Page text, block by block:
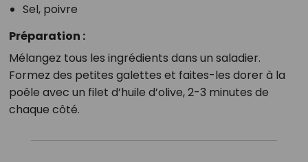
Sel, poivre
Préparation :
Mélangez tous les ingrédients dans un saladier.
Formez des petites galettes et faites-les dorer à la
poêle avec un filet d’huile d’olive, 2-3 minutes de
chaque côté.